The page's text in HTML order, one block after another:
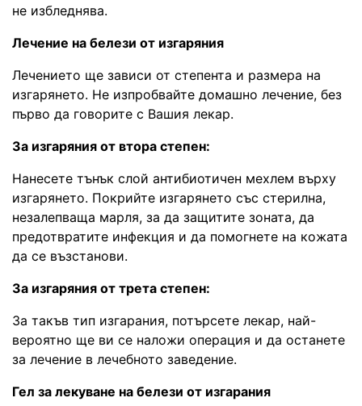
не избледнява.
Лечение на белези от изгаряния
Лечението ще зависи от степента и размера на
изгарянето. Не изпробвайте домашно лечение, без
първо да говорите с Вашия лекар.
За изгаряния от втора степен:
Нанесете тънък слой антибиотичен мехлем върху
изгарянето. Покрийте изгарянето със стерилна,
незалепваща марля, за да защитите зоната, да
предотвратите инфекция и да помогнете на кожата
да се възстанови.
За изгаряния от трета степен:
За такъв тип изгарания, потърсете лекар, най-
вероятно ще ви се наложи операция и да останете
за лечение в лечебното заведение.
Гел за лекуване на белези от изгарания